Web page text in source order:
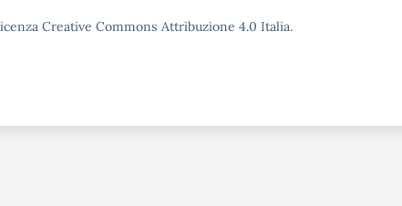
Creative Commons Attribuzione 4.0 Italia.